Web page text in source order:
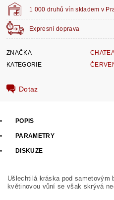
1 000 druhů vín skladem v
Expresní doprava
ZNAČKA
KATEGORIE
Dotaz
POPIS
PARAMETRY
DISKUZE
Ušlechtilá kráska pod sametovým
květinovou vůní se však skrývá